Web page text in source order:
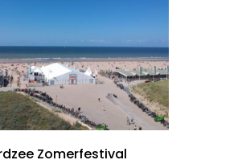
Zomerfestival